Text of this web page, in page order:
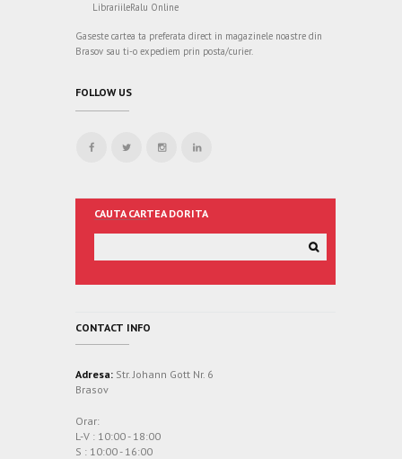
LibrariileRalu Online
Gaseste cartea ta preferata direct in magazinele noastre din
Brasov sau ti-o expediem prin posta/curier.
FOLLOW US
CAUTA CARTEA DORITA
CONTACT INFO
Adresa: Str. Johann Gott Nr. 6
Brasov
Orar:
L-V : 10:00 - 18:00
S : 10:00 - 16:00